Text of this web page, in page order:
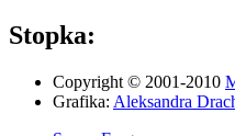
Stopka:
Copyright © 2001-2010
Grafika: Aleksandra